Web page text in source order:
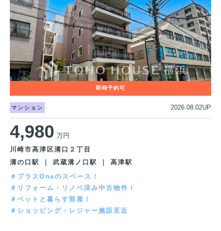
マンション 2026.08.02UP
4,980 万円
川崎市高津区溝口２丁目
溝の口駅 ｜ 武蔵溝ノ口駅 ｜ 高津駅
＃プラスOneのスペース！
＃リフォーム・リノベ済み中古物件！
＃ペットと暮らす部屋！
＃ショッピング・レジャー施設至近